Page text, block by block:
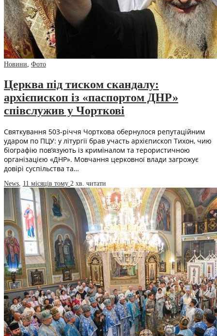
Новини, Фото
Церква під тиском скандалу:
архієпископ із «паспортом ДНР»
співслужив у Чорткові
Святкування 503-річчя Чорткова обернулося репутаційним
ударом по ПЦУ: у літургії брав участь архієпископ Тихон, чию
біографію пов’язують із криміналом та терористичною
організацією «ДНР». Мовчання церковної влади загрожує
довірі суспільства та…
News, 11 місяців тому 2 хв. читати